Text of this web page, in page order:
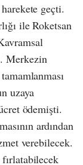
geçti.
ile Roketsan
Merkezin
uzaya
ödemişti.
ardından
verebilecek.